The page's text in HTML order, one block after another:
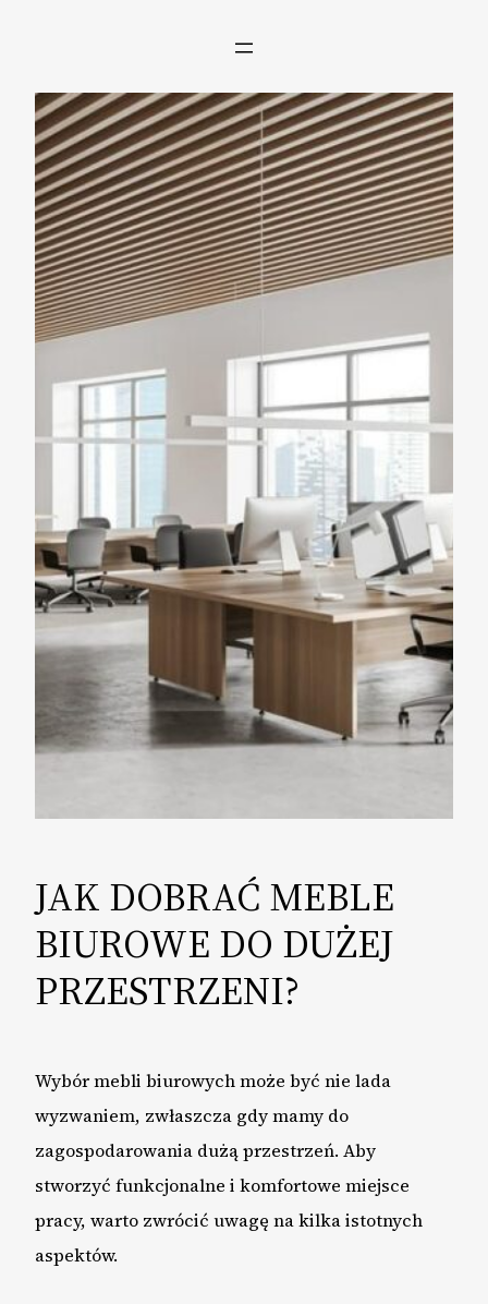
treści
JAK DOBRAĆ MEBLE
BIUROWE DO DUŻEJ
PRZESTRZENI?
Wybór mebli biurowych może być nie lada
wyzwaniem, zwłaszcza gdy mamy do
zagospodarowania dużą przestrzeń. Aby
stworzyć funkcjonalne i komfortowe miejsce
pracy, warto zwrócić uwagę na kilka istotnych
aspektów.